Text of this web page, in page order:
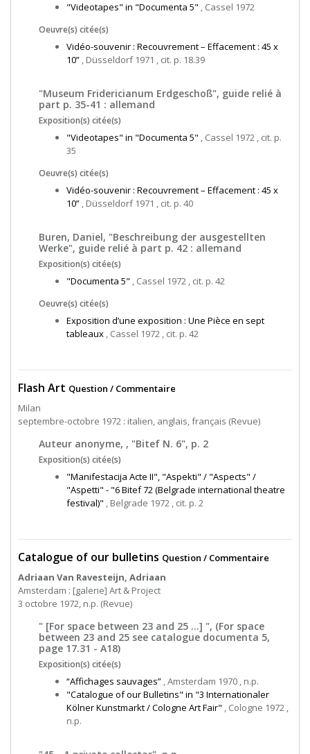
"Videotapes" in "Documenta 5" , Cassel 1972
Oeuvre(s) citée(s)
Vidéo-souvenir : Recouvrement – Effacement : 45 x
10” , Düsseldorf 1971 , cit. p. 18.39
"Museum Fridericianum Erdgeschoß", guide relié à
part p. 35-41 : allemand
Exposition(s) citée(s)
"Videotapes" in "Documenta 5" , Cassel 1972 , cit. p.
35
Oeuvre(s) citée(s)
Vidéo-souvenir : Recouvrement – Effacement : 45 x
10” , Düsseldorf 1971 , cit. p. 40
Buren, Daniel, "Beschreibung der ausgestellten
Werke", guide relié à part p. 42 : allemand
Exposition(s) citée(s)
"Documenta 5" , Cassel 1972 , cit. p. 42
Oeuvre(s) citée(s)
Exposition d’une exposition : Une Pièce en sept
tableaux , Cassel 1972 , cit. p. 42
Flash Art Question / Commentaire
Milan
septembre-octobre 1972 : italien, anglais, français (Revue)
Auteur anonyme, , "Bitef N. 6", p. 2
Exposition(s) citée(s)
"Manifestacija Acte II", "Aspekti" / "Aspects" /
"Aspetti" - "6 Bitef 72 (Belgrade international theatre
festival)" , Belgrade 1972 , cit. p. 2
Catalogue of our bulletins Question / Commentaire
Adriaan Van Ravesteijn, Adriaan
Amsterdam : [galerie] Art & Project
3 octobre 1972, n.p. (Revue)
" [For space between 23 and 25 ...] ", (For space
between 23 and 25 see catalogue documenta 5,
page 17.31 - A18)
Exposition(s) citée(s)
“Affichages sauvages” , Amsterdam 1970 , n.p.
"Catalogue of our Bulletins" in "3 Internationaler
Kölner Kunstmarkt / Cologne Art Fair" , Cologne 1972 ,
n.p.